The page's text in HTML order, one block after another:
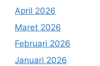
April 2026
Maret 2026
Februari 2026
Januari 2026